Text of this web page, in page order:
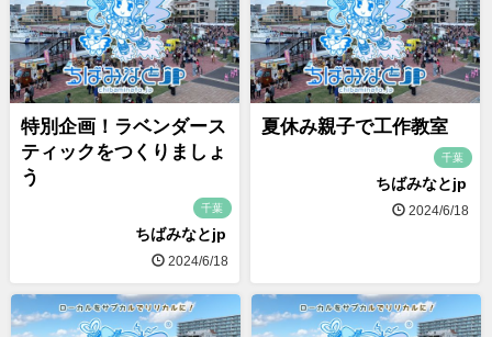
特別企画！ラベンダース
ティックをつくりましょ
う
千葉
ちばみなとjp
2024/6/18
夏休み親子で工作教室
千葉
ちばみなとjp
2024/6/18